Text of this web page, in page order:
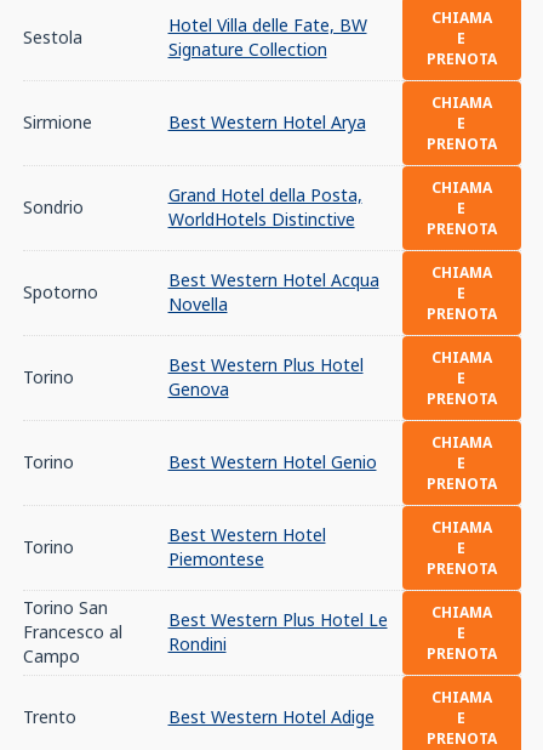
Sestola
Hotel Villa delle Fate, BW
Signature Collection
CHIAMA
E
PRENOTA
Sirmione Best Western Hotel Arya
CHIAMA
E
PRENOTA
Sondrio
Grand Hotel della Posta,
WorldHotels Distinctive
CHIAMA
E
PRENOTA
Spotorno
Best Western Hotel Acqua
Novella
CHIAMA
E
PRENOTA
Torino
Best Western Plus Hotel
Genova
CHIAMA
E
PRENOTA
Torino Best Western Hotel Genio
CHIAMA
E
PRENOTA
Torino
Best Western Hotel
Piemontese
CHIAMA
E
PRENOTA
Torino San
Francesco al
Campo
Best Western Plus Hotel Le
Rondini
CHIAMA
E
PRENOTA
Trento Best Western Hotel Adige
CHIAMA
E
PRENOTA